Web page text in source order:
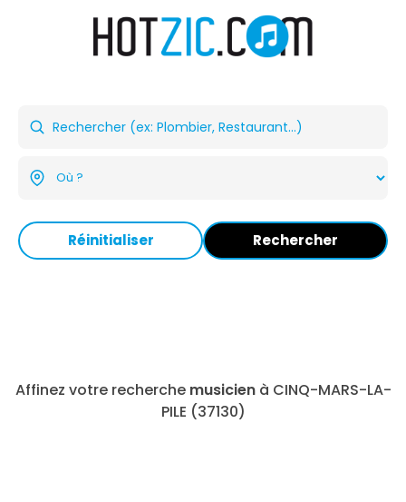
Réinitialiser Rechercher
Affinez votre recherche musicienà CINQ-MARS-LA-
PILE (37130)